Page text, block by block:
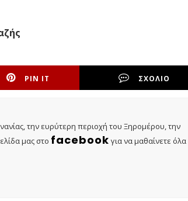
PIN IT ΣΧΟΛΙΟ
την ευρύτερη περιοχή του Ξηρομέρου, την
μας στο facebook για να μαθαίνετε όλα